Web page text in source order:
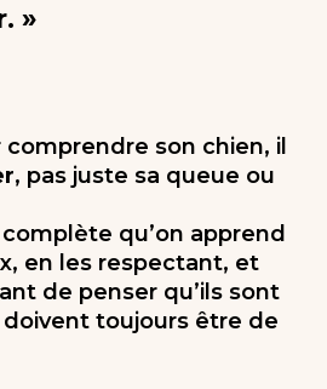
»
son chien, il
, pas juste sa queue ou
qu’on apprend
en les respectant, et
de penser qu’ils sont
toujours être de